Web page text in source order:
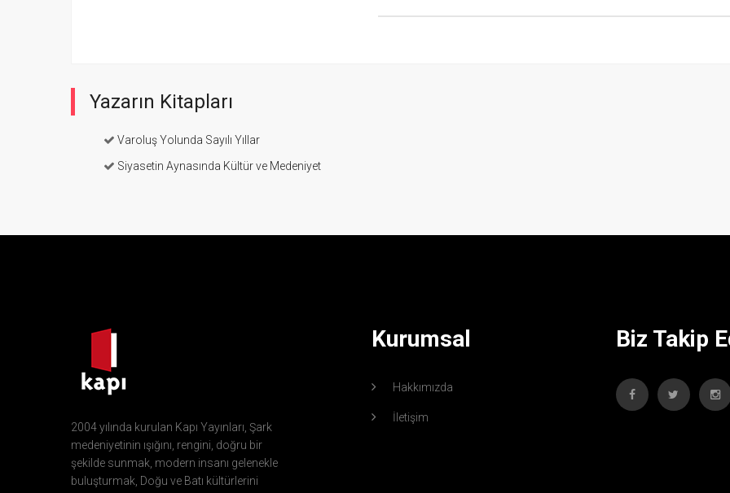
Yazarın Kitapları
Varoluş Yolunda Sayılı Yıllar
Siyasetin Aynasında Kültür ve Medeniyet
2004 yılında kurulan Kapı Yayınları, Şark
medeniyetinin ışığını, rengini, doğru bir
şekilde sunmak, modern insanı gelenekle
buluşturmak, Doğu ve Batı kültürlerini
Kurumsal
Hakkımızda
İletişim
Biz Takip